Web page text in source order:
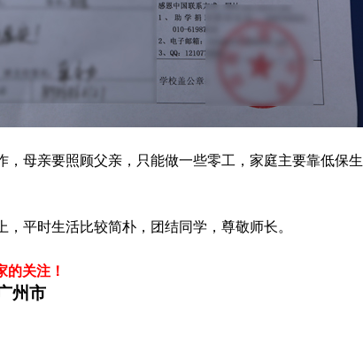
母亲要照顾父亲，只能做一些零工，家庭主要靠低保生
平时生活比较简朴，团结同学，尊敬师长。
的关注！
州市